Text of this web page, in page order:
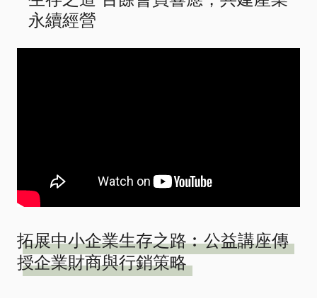
永續經營
拓展中小企業生存之路︰公益講座傳
授企業財商與行銷策略